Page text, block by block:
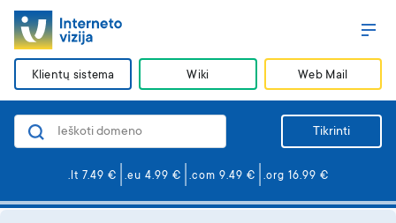
Domenai
Svetainės ir el. paštas
Svetainės kūrimas
Klientų sistema Wiki Web Mail
Tikrinti
.lt 7.49 € .eu 4.99 € .com 9.49 € .org 16.99 €